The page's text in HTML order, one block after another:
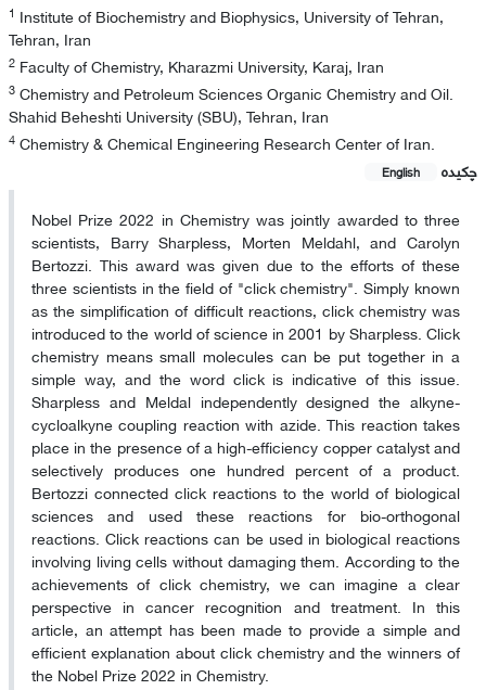
1 Institute of Biochemistry and Biophysics, University of Tehran,
Tehran, Iran
2 Faculty of Chemistry, Kharazmi University, Karaj, Iran
3 Chemistry and Petroleum Sciences Organic Chemistry and Oil.
Shahid Beheshti University (SBU), Tehran, Iran
4 Chemistry & Chemical Engineering Research Center of Iran.
چکیده
English
Nobel Prize 2022 in Chemistry was jointly awarded to three
scientists, Barry Sharpless, Morten Meldahl, and Carolyn
Bertozzi. This award was given due to the efforts of these
three scientists in the field of "click chemistry". Simply known
as the simplification of difficult reactions, click chemistry was
introduced to the world of science in 2001 by Sharpless. Click
chemistry means small molecules can be put together in a
simple way, and the word click is indicative of this issue.
Sharpless and Meldal independently designed the alkyne-
cycloalkyne coupling reaction with azide. This reaction takes
place in the presence of a high-efficiency copper catalyst and
selectively produces one hundred percent of a product.
Bertozzi connected click reactions to the world of biological
sciences and used these reactions for bio-orthogonal
reactions. Click reactions can be used in biological reactions
involving living cells without damaging them. According to the
achievements of click chemistry, we can imagine a clear
perspective in cancer recognition and treatment. In this
article, an attempt has been made to provide a simple and
efficient explanation about click chemistry and the winners of
the Nobel Prize 2022 in Chemistry.